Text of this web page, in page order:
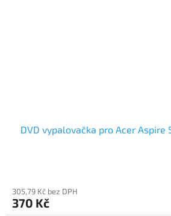
DVD vypalovačka pro Acer Aspire
305,79 Kč bez DPH
370 Kč